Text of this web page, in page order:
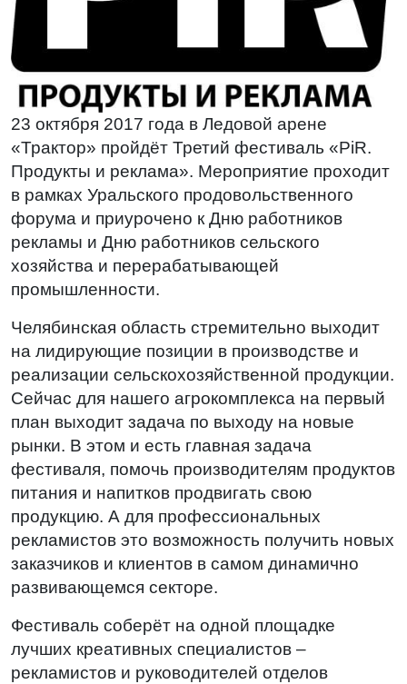
23 октября 2017 года в Ледовой арене
«Трактор» пройдёт Третий фестиваль «PiR.
Продукты и реклама». Мероприятие проходит
в рамках Уральского продовольственного
форума и приурочено к Дню работников
рекламы и Дню работников сельского
хозяйства и перерабатывающей
промышленности.
Челябинская область стремительно выходит
на лидирующие позиции в производстве и
реализации сельскохозяйственной продукции.
Сейчас для нашего агрокомплекса на первый
план выходит задача по выходу на новые
рынки. В этом и есть главная задача
фестиваля, помочь производителям продуктов
питания и напитков продвигать свою
продукцию. А для профессиональных
рекламистов это возможность получить новых
заказчиков и клиентов в самом динамично
развивающемся секторе.
Фестиваль соберёт на одной площадке
лучших креативных специалистов –
рекламистов и руководителей отделов